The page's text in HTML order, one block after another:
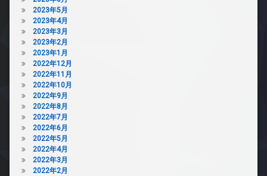
2023年5月
2023年4月
2023年3月
2023年2月
2023年1月
2022年12月
2022年11月
2022年10月
2022年9月
2022年8月
2022年7月
2022年6月
2022年5月
2022年4月
2022年3月
2022年2月